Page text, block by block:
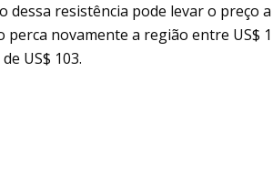
dessa resistência pode levar o preço
perca novamente a região entre US$
US$ 103.